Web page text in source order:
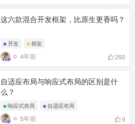
这六款混合开发框架，比原生更香吗？
开发 框架
4年前 292
自适应布局与响应式布局的区别是什
么？
响应式布局 自适应布局
5年前 9